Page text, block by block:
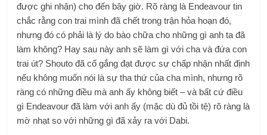
được ghi nhận) cho đến bây giờ. Rõ ràng là Endeavour tin
chắc rằng con trai mình đã chết trong trận hỏa hoạn đó,
nhưng đó có phải là lý do bào chữa cho những gì anh ta đã
làm không? Hay sau này anh sẽ làm gì với cha và đứa con
trai út? Shouto đã cố gắng đạt được sự chấp nhận nhất định
nếu không muốn nói là sự tha thứ của cha mình, nhưng rõ
ràng có những điều mà anh ấy không biết – và bất cứ điều
gì Endeavour đã làm với anh ấy (mặc dù đủ tồi tệ) rõ ràng là
mờ nhạt so với những gì đã xảy ra với Dabi.